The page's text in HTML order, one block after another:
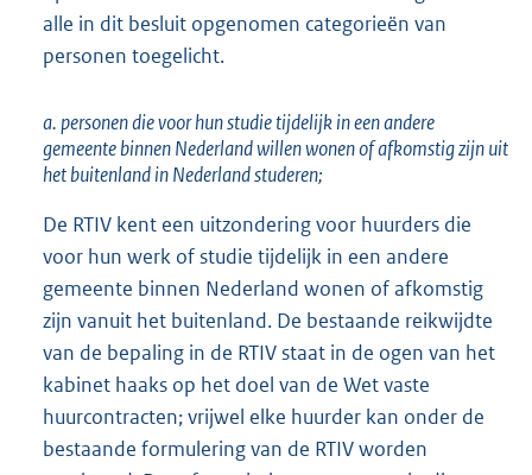
alle in dit besluit opgenomen categorieën van
personen toegelicht.
a. personen die voor hun studie tijdelijk in een andere
gemeente binnen Nederland willen wonen of afkomstig zijn uit
het buitenland in Nederland studeren;
De RTIV kent een uitzondering voor huurders die
voor hun werk of studie tijdelijk in een andere
gemeente binnen Nederland wonen of afkomstig
zijn vanuit het buitenland. De bestaande reikwijdte
van de bepaling in de RTIV staat in de ogen van het
kabinet haaks op het doel van de Wet vaste
huurcontracten; vrijwel elke huurder kan onder de
bestaande formulering van de RTIV worden